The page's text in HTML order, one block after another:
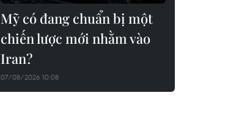
Mỹ có đang chuẩn bị một
chiến lược mới nhằm vào
Iran?
07/08/2026 10:08